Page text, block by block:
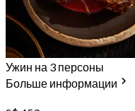
Ужин на 3 персоны
Больше информации